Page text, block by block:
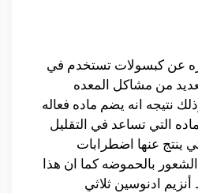
عن كبسولات تستخدم في
من مشاكل المعده
نتيجه انه يضم ماده فعاله
التي تساعد في التقليل
ينتج عنها اضطرابات
بالحموضه كما ان هذا
ادنوسين ثلاثي